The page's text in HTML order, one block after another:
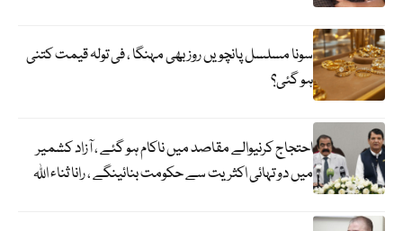
سونا مسلسل پانچویں روز بھی مہنگا ، فی تولہ قیمت کتنی
ہو گئی؟
احتجاج کرنیوالے مقاصد میں ناکام ہو گئے ، آزاد کشمیر
میں دو تہائی اکثریت سے حکومت بنائینگے ، رانا ثناء اللہ